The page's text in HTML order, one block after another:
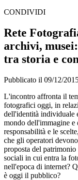
CONDIVIDI
Rete
archivi,
tra storia e
Pubblicato il 09/12/
L'incontro affronta il
fotografici oggi, in
dell'identità individuale
mondo dell'immagine e
responsabilità e le
che gli operatori
proposta del
sociali in cui entra la
nell'epoca di internet?
è oggi il pubblico?